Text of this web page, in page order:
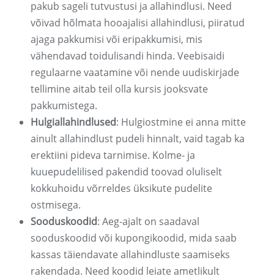
pakub sageli tutvustusi ja allahindlusi. Need
võivad hõlmata hooajalisi allahindlusi, piiratud
ajaga pakkumisi või eripakkumisi, mis
vähendavad toidulisandi hinda. Veebisaidi
regulaarne vaatamine või nende uudiskirjade
tellimine aitab teil olla kursis jooksvate
pakkumistega.
Hulgiallahindlused: Hulgiostmine ei anna mitte
ainult allahindlust pudeli hinnalt, vaid tagab ka
erektiini pideva tarnimise. Kolme- ja
kuuepudelilised pakendid toovad oluliselt
kokkuhoidu võrreldes üksikute pudelite
ostmisega.
Sooduskoodid: Aeg-ajalt on saadaval
sooduskoodid või kupongikoodid, mida saab
kassas täiendavate allahindluste saamiseks
rakendada. Need koodid leiate ametlikult